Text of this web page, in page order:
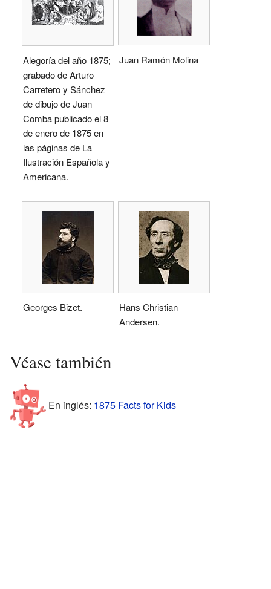
Alegoría del año 1875;
grabado de Arturo
Carretero y Sánchez
de dibujo de Juan
Comba publicado el 8
de enero de 1875 en
las páginas de La
Ilustración Española y
Americana.
Juan Ramón Molina
Georges Bizet.
Hans Christian
Andersen.
Véase también
En inglés: 1875 Facts for Kids